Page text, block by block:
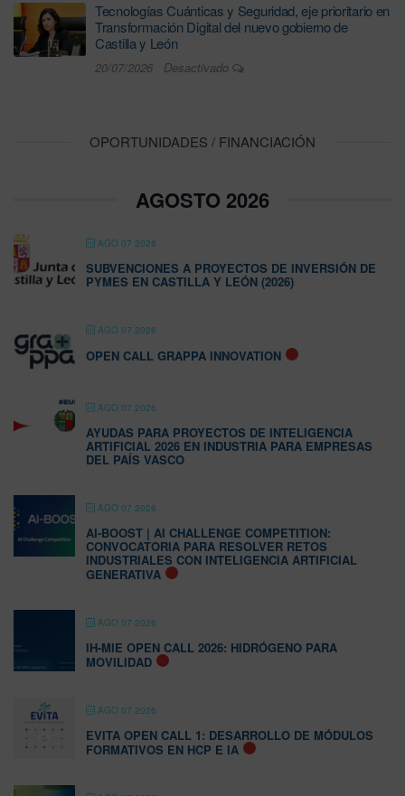
Tecnologías Cuánticas y Seguridad, eje prioritario en
Transformación Digital del nuevo gobierno de
Castilla y León
20/07/2026 Desactivado
OPORTUNIDADES / FINANCIACIÓN
AGOSTO 2026
AGO 07 2026
SUBVENCIONES A PROYECTOS DE INVERSIÓN DE
PYMES EN CASTILLA Y LEÓN (2026)
AGO 07 2026
OPEN CALL GRAPPA INNOVATION
AGO 07 2026
AYUDAS PARA PROYECTOS DE INTELIGENCIA
ARTIFICIAL 2026 EN INDUSTRIA PARA EMPRESAS
DEL PAÍS VASCO
AGO 07 2026
AI-BOOST | AI CHALLENGE COMPETITION:
CONVOCATORIA PARA RESOLVER RETOS
INDUSTRIALES CON INTELIGENCIA ARTIFICIAL
GENERATIVA
AGO 07 2026
IH-MIE OPEN CALL 2026: HIDRÓGENO PARA
MOVILIDAD
AGO 07 2026
EVITA OPEN CALL 1: DESARROLLO DE MÓDULOS
FORMATIVOS EN HCP E IA